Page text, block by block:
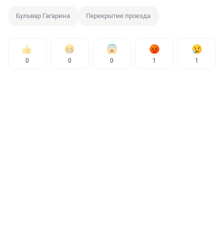
Бульвар Гагарина Перекрытие проезда
0 0 0 1 1